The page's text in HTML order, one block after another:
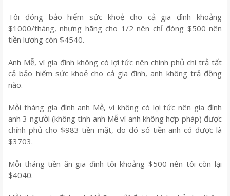
Tôi đóng bảo hiểm sức khoẻ cho cả gia đình khoảng
$1000/tháng, nhưng hãng cho 1/2 nên chỉ đóng $500 nên
tiền lương còn $4540.
Anh Mễ, vì gia đình không có lợi tức nên chính phủ chi trả tất
cả bảo hiểm sức khoẻ cho cả gia đình, anh không trả đồng
nào.
Mỗi tháng gia đình anh Mễ, vì không có lợi tức nên gia đình
anh 3 người (không tính anh Mễ vì anh không hợp pháp) được
chính phủ cho $983 tiền mặt, do đó số tiền anh có được là
$3703.
Mỗi tháng tiền ăn gia đình tôi khoảng $500 nên tôi còn lại
$4040.